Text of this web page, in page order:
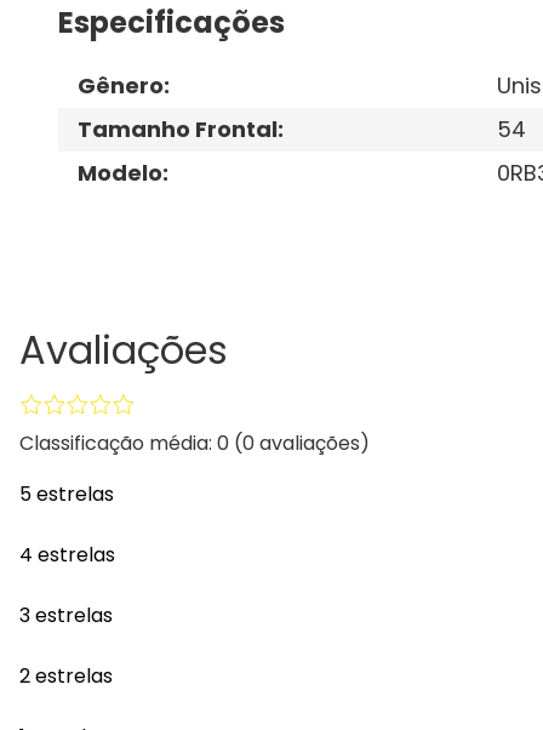
Especificações
Gênero:
Tamanho Frontal:
54
Modelo:
Avaliações
Classificação média: 0 (0 avaliações)
5 estrelas
4 estrelas
3 estrelas
2 estrelas